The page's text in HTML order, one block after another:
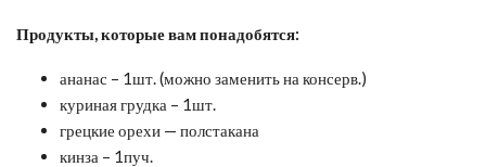
Продукты, которые вам понадобятся:
ананас – 1шт. (можно заменить на консерв.)
куриная грудка – 1шт.
грецкие орехи — полстакана
кинза – 1пуч.